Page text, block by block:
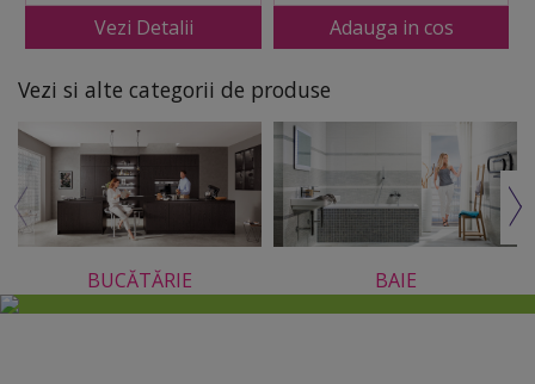
Vezi Detalii Adauga in cos
Vezi si alte categorii de produse
BUCĂTĂRIE BAIE